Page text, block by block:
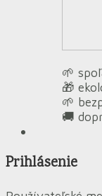
🌱
🎁
🌱
🚚
Prihlásenie